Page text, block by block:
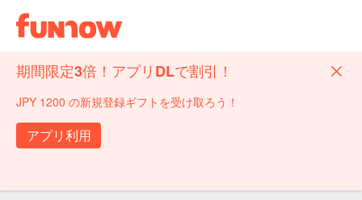
期間限定3倍！アプリDLで割引！
JPY 1200 の新規登録ギフトを受け取ろう！
アプリ利用